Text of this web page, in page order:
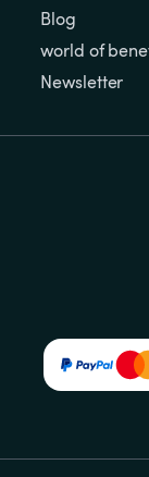
Blog
world of
Newsletter